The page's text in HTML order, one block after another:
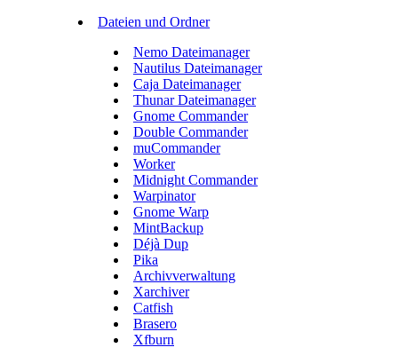
Dateien und Ordner
Nemo Dateimanager
Nautilus Dateimanager
Caja Dateimanager
Thunar Dateimanager
Gnome Commander
Double Commander
muCommander
Worker
Midnight Commander
Warpinator
Gnome Warp
MintBackup
Déjà Dup
Pika
Archivverwaltung
Xarchiver
Catfish
Brasero
Xfburn